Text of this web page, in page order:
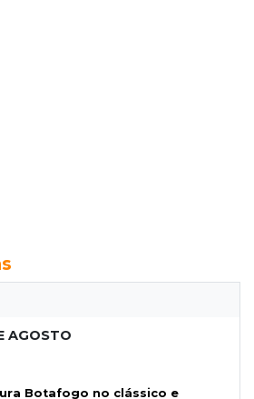
AGOSTO
Botafogo no clássico e